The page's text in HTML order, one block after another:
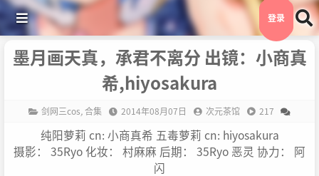
登录
墨月画天真，承君不离分 出镜：小商真
希,hiyosakura
剑网三cos,合集 2014年08月07日 次元茶馆 217
纯阳萝莉 cn: 小商真希 五毒萝莉 cn: hiyosakura
摄影： 35Ryo 化妆： 村麻麻 后期： 35Ryo 恶灵 协力： 阿
闪